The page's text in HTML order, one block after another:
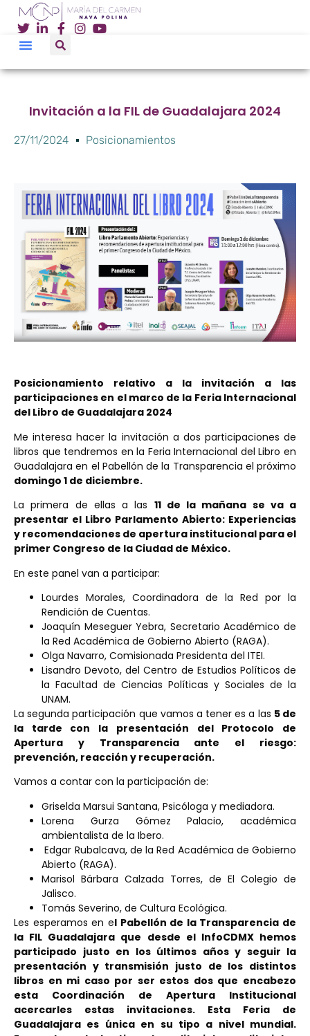
Invitación a la FIL de Guadalajara 2024
27/11/2024 Posicionamientos
Posicionamiento relativo a la invitación a las
participaciones en el marco de la Feria Internacional
del Libro de Guadalajara 2024
Me interesa hacer la invitación a dos participaciones de
libros que tendremos en la Feria Internacional del Libro en
Guadalajara en el Pabellón de la Transparencia el próximo
domingo 1 de diciembre.
La primera de ellas a las 11 de la mañana se va a
presentar el Libro Parlamento Abierto: Experiencias
y recomendaciones de apertura institucional para el
primer Congreso de la Ciudad de México.
En este panel van a participar:
Lourdes Morales, Coordinadora de la Red por la
Rendición de Cuentas.
Joaquín Meseguer Yebra, Secretario Académico de
la Red Académica de Gobierno Abierto (RAGA).
Olga Navarro, Comisionada Presidenta del ITEI.
Lisandro Devoto, del Centro de Estudios Políticos de
la Facultad de Ciencias Políticas y Sociales de la
UNAM.
La segunda participación que vamos a tener es a las 5 de
la tarde con la presentación del Protocolo de
Apertura y Transparencia ante el riesgo:
prevención, reacción y recuperación.
Vamos a contar con la participación de:
Griselda Marsui Santana, Psicóloga y mediadora.
Lorena Gurza Gómez Palacio, académica
ambientalista de la Ibero.
Edgar Rubalcava, de la Red Académica de Gobierno
Abierto (RAGA).
Marisol Bárbara Calzada Torres, de El Colegio de
Jalisco.
Tomás Severino, de Cultura Ecológica.
Les esperamos en el Pabellón de la Transparencia de
la FIL Guadalajara que desde el InfoCDMX hemos
participado justo en los últimos años y seguir la
presentación y transmisión justo de los distintos
libros en mi caso por ser estos dos que encabezo
esta Coordinación de Apertura Institucional
acercarles estas invitaciones. Esta Feria de
Guadalajara es única en su tipo a nivel mundial.